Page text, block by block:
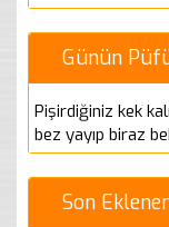
Günün
Pişirdiğiniz kek
bez yayıp biraz
Son